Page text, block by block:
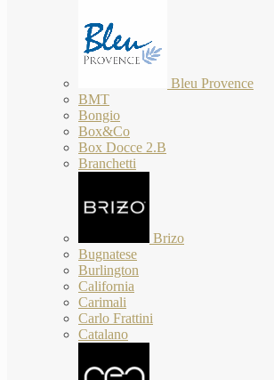
Bleu Provence
BMT
Bongio
Box&Co
Box Docce 2.B
Branchetti
Brizo
Bugnatese
Burlington
California
Carimali
Carlo Frattini
Catalano